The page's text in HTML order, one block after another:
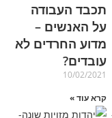
תכבד העבודה
על האנשים –
מדוע החרדים לא
עובדים?
10/02/2021
קרא עוד »